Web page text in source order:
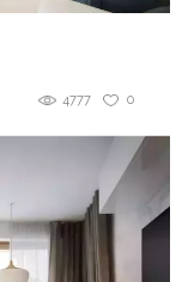
0
4777